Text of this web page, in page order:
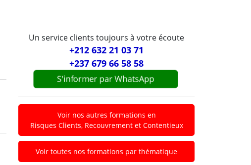
Un service clients toujours à votre écoute
+212 632 21 03 71
+237 679 66 58 58
S'informer par WhatsApp
Voir nos autres formations en
Risques Clients, Recouvrement et Contentieux
Voir toutes nos formations par thématique